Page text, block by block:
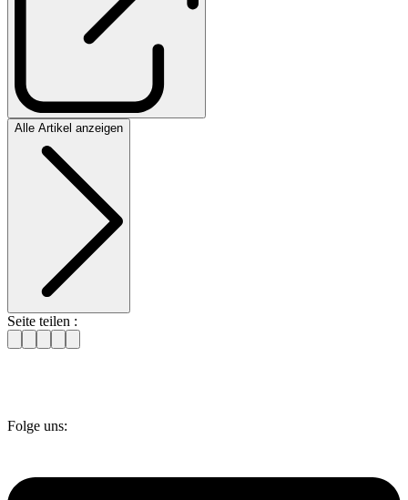
Alle Artikel anzeigen
Seite teilen :
Folge uns: